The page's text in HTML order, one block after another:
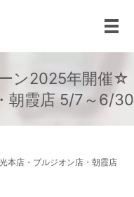
ン2025年開催☆
朝霞店 5/7～6/30
本店・ブルジオン店・朝霞店